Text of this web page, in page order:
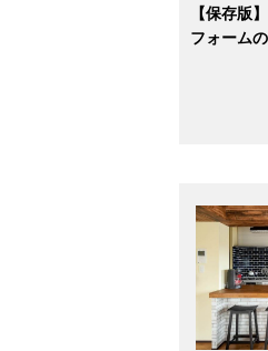
【保存版
フォーム